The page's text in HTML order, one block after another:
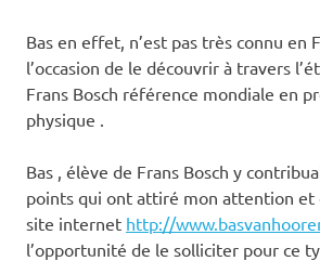
Bas en effet, n’est pas très connu en
l’occasion de le découvrir à travers
Frans Bosch référence mondiale en
physique .
Bas , élève de Frans Bosch y
points qui ont attiré mon attention et
site internet http://
l’opportunité de le solliciter pour ce